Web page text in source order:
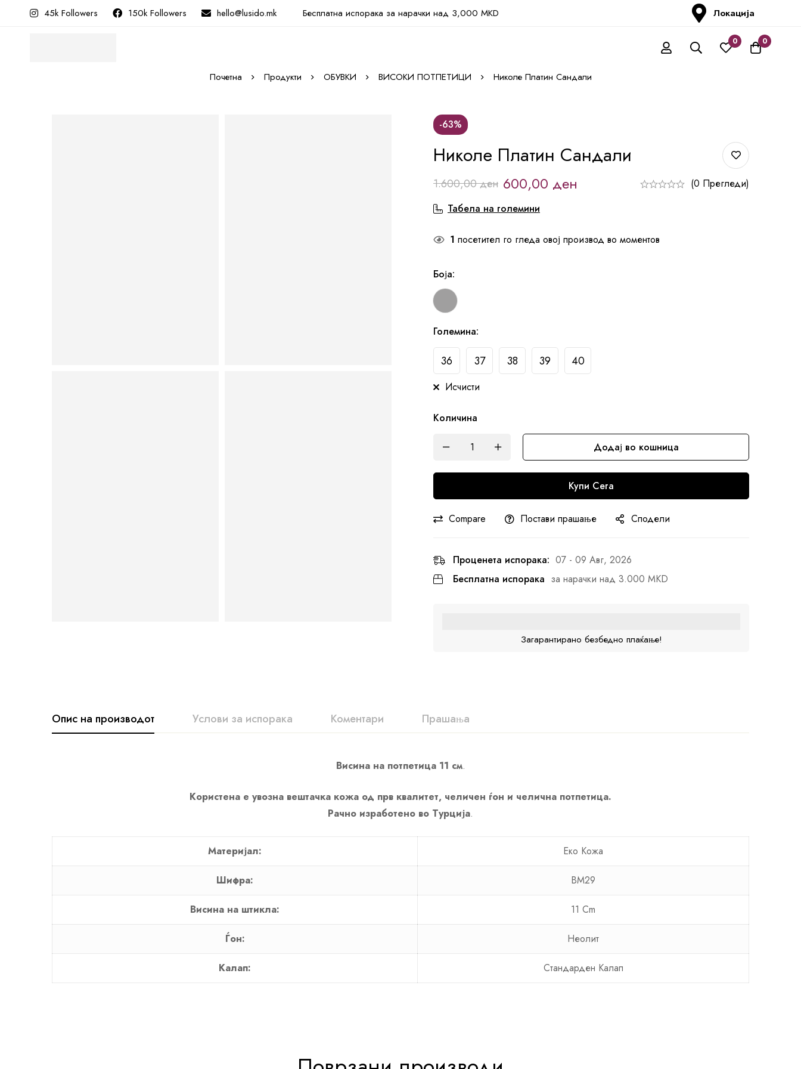
45k Followers 150k Followers hello@lusido.mk Бесплатна испорака за нарачки над 3,000 MKD Локација
0 0
Почетна Продукти ОБУВКИ ВИСОКИ ПОТПЕТИЦИ Николе Платин Сандали
-63%
Николе Платин Сандали
1.600,00ден 600,00 ден
(0 Прегледи)
Табела на големини
1 посетител го гледа овој производ во моментов
Боја:
Големина:
36 37 38 39 40
Исчисти
Количина
Додај во кошница
Купи Сега
Compare Постави прашање Сподели
Проценета испорака: 07 - 09 Авг, 2026
Бесплатна испорака за нарачки над 3.000 MKD
Загарантирано безбедно плаќање!
Опис на производот Услови за испорака Коментари Прашања
Висина на потпетица 11 см.
Користена е увозна вештачка кожа од прв квалитет, челичен ѓон и челична потпетица.
Рачно изработено во Турција.
Материјал: Еко Кожа
Шифра: BM29
Висина на штикла: 11 Cm
Ѓон: Неолит
Калап: Стандарден Калап